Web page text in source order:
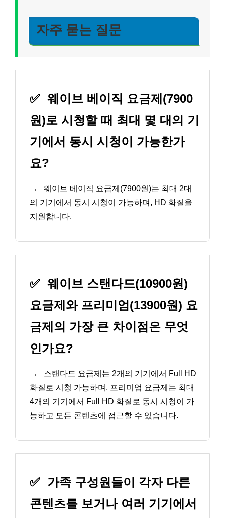
자주 묻는 질문
✅ 웨이브 베이직 요금제(7900
원)로 시청할 때 최대 몇 대의 기
기에서 동시 시청이 가능한가
요?
→
웨이브 베이직 요금제(7900원)는 최대 2대
의 기기에서 동시 시청이 가능하며, HD 화질을
지원합니다.
✅ 웨이브 스탠다드(10900원)
요금제와 프리미엄(13900원) 요
금제의 가장 큰 차이점은 무엇
인가요?
→
스탠다드 요금제는 2개의 기기에서 Full HD
화질로 시청 가능하며, 프리미엄 요금제는 최대
4개의 기기에서 Full HD 화질로 동시 시청이 가
능하고 모든 콘텐츠에 접근할 수 있습니다.
✅ 가족 구성원들이 각자 다른
콘텐츠를 보거나 여러 기기에서